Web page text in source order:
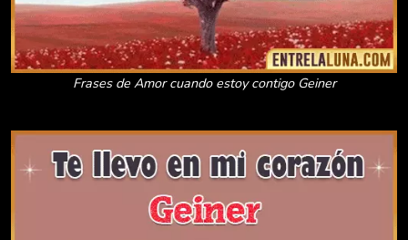
Frases de Amor cuando estoy contigo Geiner